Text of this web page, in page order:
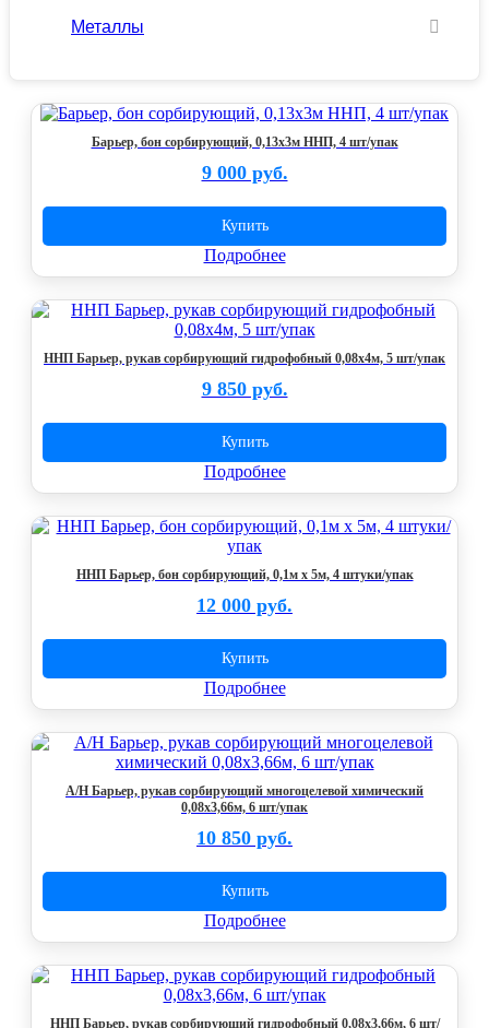
Металлы
Барьер, бон сорбирующий, 0,13х3м ННП, 4 шт/упак
9 000 руб.
Купить
Подробнее
ННП Барьер, рукав сорбирующий гидрофобный 0,08х4м, 5 шт/упак
9 850 руб.
Купить
Подробнее
ННП Барьер, бон сорбирующий, 0,1м х 5м, 4 штуки/упак
12 000 руб.
Купить
Подробнее
А/Н Барьер, рукав сорбирующий многоцелевой химический
0,08х3,66м, 6 шт/упак
10 850 руб.
Купить
Подробнее
ННП Барьер, рукав сорбирующий гидрофобный 0,08х3,66м, 6 шт/